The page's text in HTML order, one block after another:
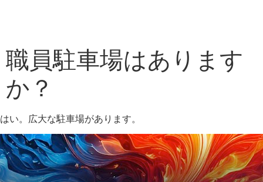
職員駐車場はあります
か？
はい。広大な駐車場があります。